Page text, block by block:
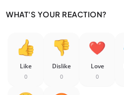
WHAT'S YOUR REACTION?
Like
0
Dislike
0
Love
0